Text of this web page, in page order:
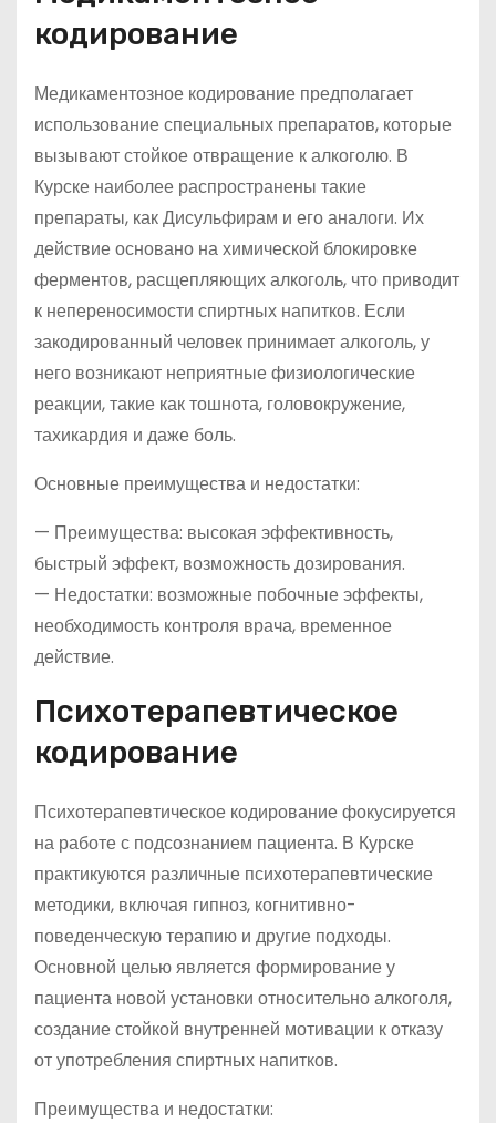
кодирование
Медикаментозное кодирование предполагает
использование специальных препаратов, которые
вызывают стойкое отвращение к алкоголю. В
Курске наиболее распространены такие
препараты, как Дисульфирам и его аналоги. Их
действие основано на химической блокировке
ферментов, расщепляющих алкоголь, что приводит
к непереносимости спиртных напитков. Если
закодированный человек принимает алкоголь, у
него возникают неприятные физиологические
реакции, такие как тошнота, головокружение,
тахикардия и даже боль.
Основные преимущества и недостатки:
— Преимущества: высокая эффективность,
быстрый эффект, возможность дозирования.
— Недостатки: возможные побочные эффекты,
необходимость контроля врача, временное
действие.
Психотерапевтическое
кодирование
Психотерапевтическое кодирование фокусируется
на работе с подсознанием пациента. В Курске
практикуются различные психотерапевтические
методики, включая гипноз, когнитивно-
поведенческую терапию и другие подходы.
Основной целью является формирование у
пациента новой установки относительно алкоголя,
создание стойкой внутренней мотивации к отказу
от употребления спиртных напитков.
Преимущества и недостатки: